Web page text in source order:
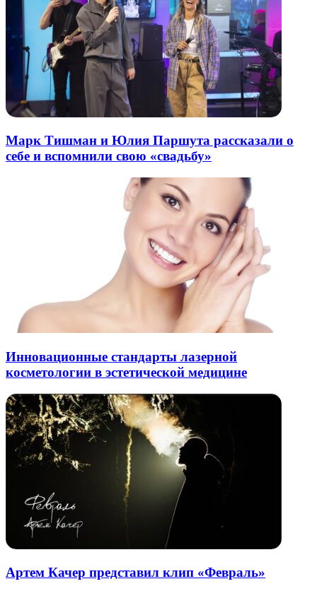
Марк Тишман и Юлия Паршута рассказали о
себе и вспомнили свою «свадьбу»
Инновационные стандарты лазерной
косметологии в эстетической медицине
Артем Качер представил клип «Февраль»